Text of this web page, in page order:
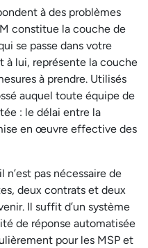
à des problèmes
constitue la couche de
se passe dans votre
à lui, représente la couche
à prendre. Utilisés
auquel toute équipe de
: le délai entre la
en œuvre effective des
n’est pas nécessaire de
deux contrats et deux
Il suffit d’un système
de réponse automatisée
pour les MSP et